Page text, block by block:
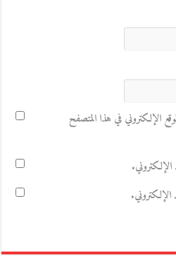
الإلكتروني في هذا المتصفح
الإلكتروني.
الإلكتروني.